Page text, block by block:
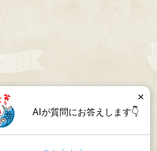
AIが質問にお答えします👇
×